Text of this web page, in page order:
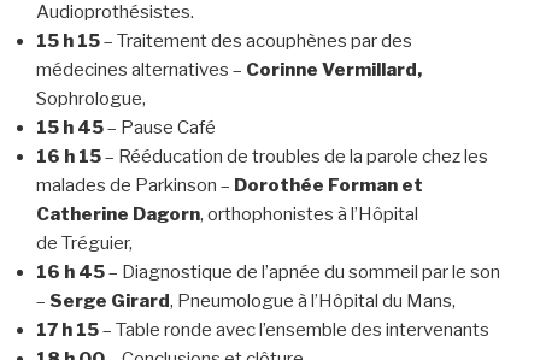
Audioprothésistes.
15 h 15– Traitement des acouphènes par des
médecines alternatives – Corinne Vermillard,
Sophrologue,
15 h 45– Pause Café
16 h 15– Rééducation de troubles de la parole chez les
malades de Parkinson – Dorothée Forman et
Catherine Dagorn, orthophonistes à l’Hôpital
de Tréguier,
16 h 45– Diagnostique de l’apnée du sommeil par le son
– Serge Girard, Pneumologue à l’Hôpital du Mans,
17 h 15– Table ronde avec l’ensemble des intervenants